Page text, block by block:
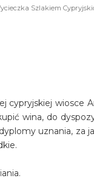
Szlakiem
cypryjskiej wiosce
wina, do
uznania, za